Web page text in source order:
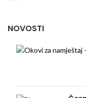
NOVOSTI